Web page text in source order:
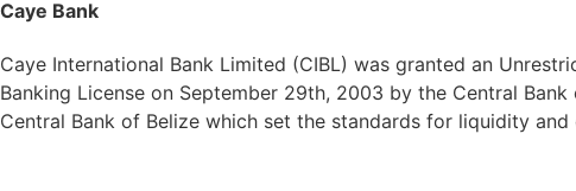
Caye Bank
Caye International Bank Limited (CIBL) was granted an
Banking License on September 29th, 2003 by the Central
Central Bank of Belize which set the standards for liquidity and